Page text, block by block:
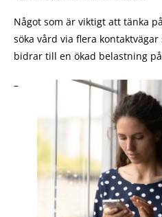
Något som är viktigt att tänka
söka vård via flera
bidrar till en ökad belastning
–